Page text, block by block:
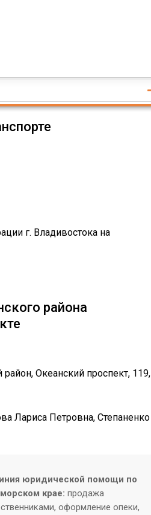
района
район, ​​​​​​Океанский проспект, 119,
Лариса Петровна, Степаненко
юридической помощи по
крае: продажа
оформление опеки,